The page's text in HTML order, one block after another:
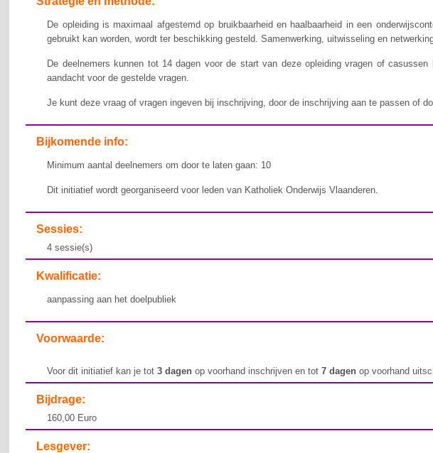
De opleiding is maximaal afgestemd op bruikbaarheid en haalbaarheid in een
gebruikt kan worden, wordt ter beschikking gesteld. Samenwerking, uitwisseling en
De deelnemers kunnen tot 14 dagen voor de start van deze opleiding vragen of
aandacht voor de gestelde vragen.
Je kunt deze vraag of vragen ingeven bij inschrijving, door de inschrijving aan te passen of
Bijkomende info:
Minimum aantal deelnemers om door te laten gaan: 10
Dit initiatief wordt georganiseerd voor leden van Katholiek Onderwijs Vlaanderen.
Sessies:
4 sessie(s)
Kwalificatie:
aanpassing aan het doelpubliek
Voorwaarde:
Voor dit initiatief kan je tot3 dagen op voorhand inschrijven en tot7 dagenop voorhand
Bijdrage:
160,00 Euro
Lesgever: